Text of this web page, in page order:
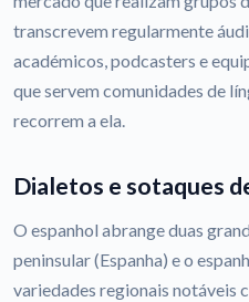
transcrevem regularmente
académicos, podcasters e
que servem comunidades de
recorrem a ela.
Dialetos e sotaques
O espanhol abrange duas
peninsular (Espanha) e o
variedades regionais notáveis